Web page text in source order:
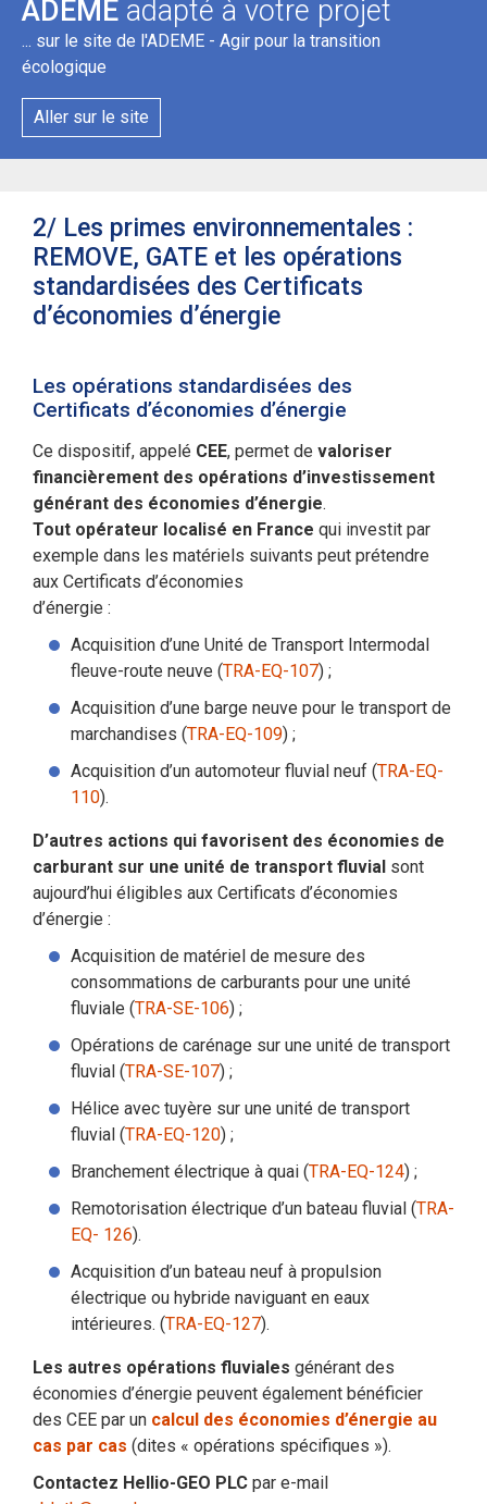
ADEME adapté à votre projet
... sur le site de l'ADEME - Agir pour la transition
écologique
Aller sur le site
2/ Les primes environnementales :
REMOVE, GATE et les opérations
standardisées des Certificats
d’économies d’énergie
Les opérations standardisées des
Certificats d’économies d’énergie
Ce dispositif, appelé CEE, permet de valoriser
financièrement des opérations d’investissement
générant des économies d’énergie.
Tout opérateur localisé en France qui investit par
exemple dans les matériels suivants peut prétendre
aux Certificats d’économies
d’énergie :
Acquisition d’une Unité de Transport Intermodal
fleuve-route neuve (TRA-EQ-107) ;
Acquisition d’une barge neuve pour le transport de
marchandises (TRA-EQ-109) ;
Acquisition d’un automoteur fluvial neuf (TRA-EQ-
110).
D’autres actions qui favorisent des économies de
carburant sur une unité de transport fluvial sont
aujourd’hui éligibles aux Certificats d’économies
d’énergie :
Acquisition de matériel de mesure des
consommations de carburants pour une unité
fluviale (TRA-SE-106) ;
Opérations de carénage sur une unité de transport
fluvial (TRA-SE-107) ;
Hélice avec tuyère sur une unité de transport
fluvial (TRA-EQ-120) ;
Branchement électrique à quai (TRA-EQ-124) ;
Remotorisation électrique d’un bateau fluvial (TRA-
EQ- 126).
Acquisition d’un bateau neuf à propulsion
électrique ou hybride naviguant en eaux
intérieures. (TRA-EQ-127).
Les autres opérations fluviales générant des
économies d’énergie peuvent également bénéficier
des CEE par un calcul des économies d’énergie au
cas par cas (dites « opérations spécifiques »).
Contactez Hellio-GEO PLC par e-mail